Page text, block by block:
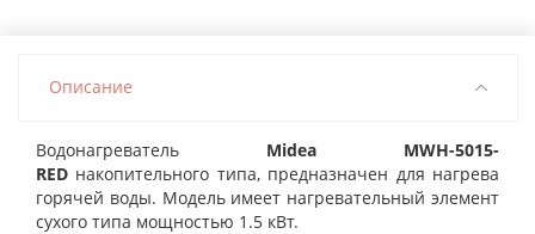
Описание
Водонагреватель Midea MWH-5015-
RED накопительного типа, предназначен для нагрева
горячей воды. Модель имеет нагревательный элемент
сухого типа мощностью 1.5 кВт.